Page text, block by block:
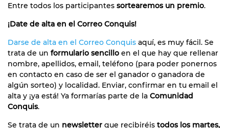
Entre todos los participantes sortearemos un premio.
¡Date de alta en el Correo Conquis!
Darse de alta en el Correo Conquis aquí, es muy fácil. Se
trata de un formulario sencillo en el que hay que rellenar
nombre, apellidos, email, teléfono (para poder ponernos
en contacto en caso de ser el ganador o ganadora de
algún sorteo) y localidad. Enviar, confirmar en tu email el
alta y ¡ya está! Ya formarías parte de la Comunidad
Conquis.
Se trata de un newsletter que recibiréis todos los martes,